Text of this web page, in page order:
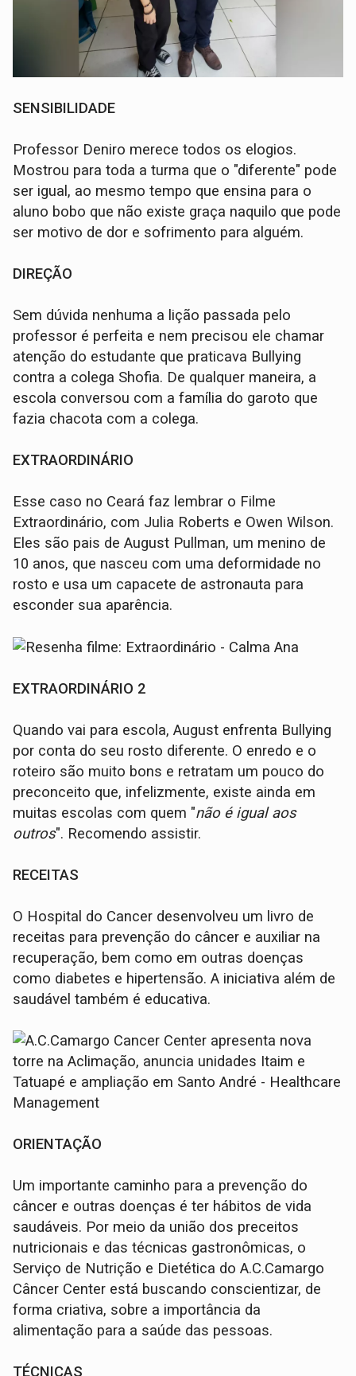
SENSIBILIDADE
Professor Deniro merece todos os elogios.
Mostrou para toda a turma que o "diferente" pode
ser igual, ao mesmo tempo que ensina para o
aluno bobo que não existe graça naquilo que pode
ser motivo de dor e sofrimento para alguém.
DIREÇÃO
Sem dúvida nenhuma a lição passada pelo
professor é perfeita e nem precisou ele chamar
atenção do estudante que praticava Bullying
contra a colega Shofia. De qualquer maneira, a
escola conversou com a família do garoto que
fazia chacota com a colega.
EXTRAORDINÁRIO
Esse caso no Ceará faz lembrar o Filme
Extraordinário, com Julia Roberts e Owen Wilson.
Eles são pais de August Pullman, um menino de
10 anos, que nasceu com uma deformidade no
rosto e usa um capacete de astronauta para
esconder sua aparência.
EXTRAORDINÁRIO 2
Quando vai para escola, August enfrenta Bullying
por conta do seu rosto diferente. O enredo e o
roteiro são muito bons e retratam um pouco do
preconceito que, infelizmente, existe ainda em
muitas escolas com quem "não é igual aos
outros". Recomendo assistir.
RECEITAS
O Hospital do Cancer desenvolveu um livro de
receitas para prevenção do câncer e auxiliar na
recuperação, bem como em outras doenças
como diabetes e hipertensão. A iniciativa além de
saudável também é educativa.
ORIENTAÇÃO
Um importante caminho para a prevenção do
câncer e outras doenças é ter hábitos de vida
saudáveis. Por meio da união dos preceitos
nutricionais e das técnicas gastronômicas, o
Serviço de Nutrição e Dietética do A.C.Camargo
Câncer Center está buscando conscientizar, de
forma criativa, sobre a importância da
alimentação para a saúde das pessoas.
TÉCNICAS